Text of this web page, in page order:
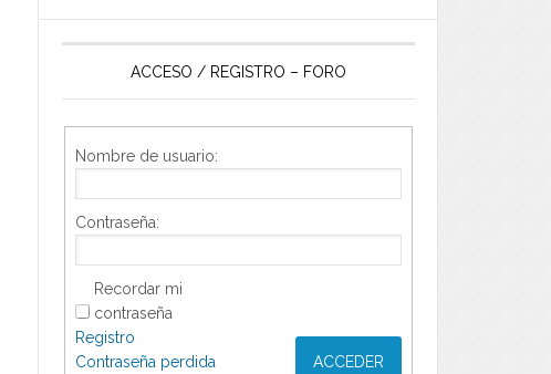
ACCESO / REGISTRO – FORO
Nombre de usuario:
Contraseña:
Recordar mi
contraseña
ACCEDER
Registro
Contraseña perdida